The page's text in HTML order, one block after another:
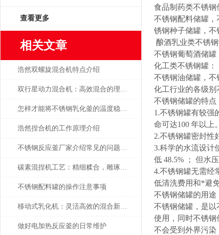
查看更多
相关文章
浩然双螺旋混合机特点介绍
双行星动力混合机：高效混合的理想之选
怎样才能将不锈钢乳化釜的温度稳定在合理范围内？
浩然捏合机的工作原理介绍
不锈钢反应釜厂家介绍常见的问题以及解决方法
碳素混捏机工艺：精细糅合，雕琢碳素精品
不锈钢配料罐的操作注意事项
移动式乳化机：灵活高效的混合新选择
做好电加热反应釜的日常维护
食品制药类不锈钢
不锈钢配料储罐
锈钢种子储罐，
酿酒乳业类不锈
不锈钢葡萄酒储
化工类不锈钢罐：
不锈钢油储罐，
化工行业的各级
不锈钢储罐的特点
1.不锈钢罐有较强
命可达100 年以上
2.不锈钢罐密封性
3.科学的水流设计
低 48.5% ； 但水
4.不锈钢罐无需经
低清洗费用和*避
不锈钢储罐的用途
不锈钢储罐，是
使用，同时不锈
不会受到外界污